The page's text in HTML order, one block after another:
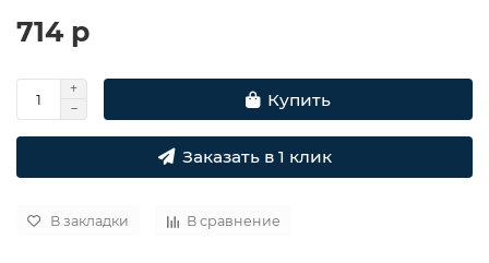
714 р
Купить
Заказать в 1 клик
В закладки В сравнение